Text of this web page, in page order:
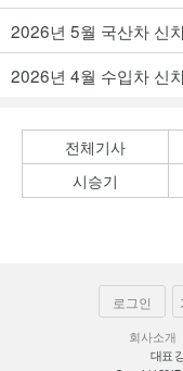
2026년 5월 국산차 신
2026년 4월 수입차 신
전체기사
시승기
로그인
회사소개
대표